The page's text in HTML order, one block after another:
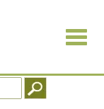
Toggle